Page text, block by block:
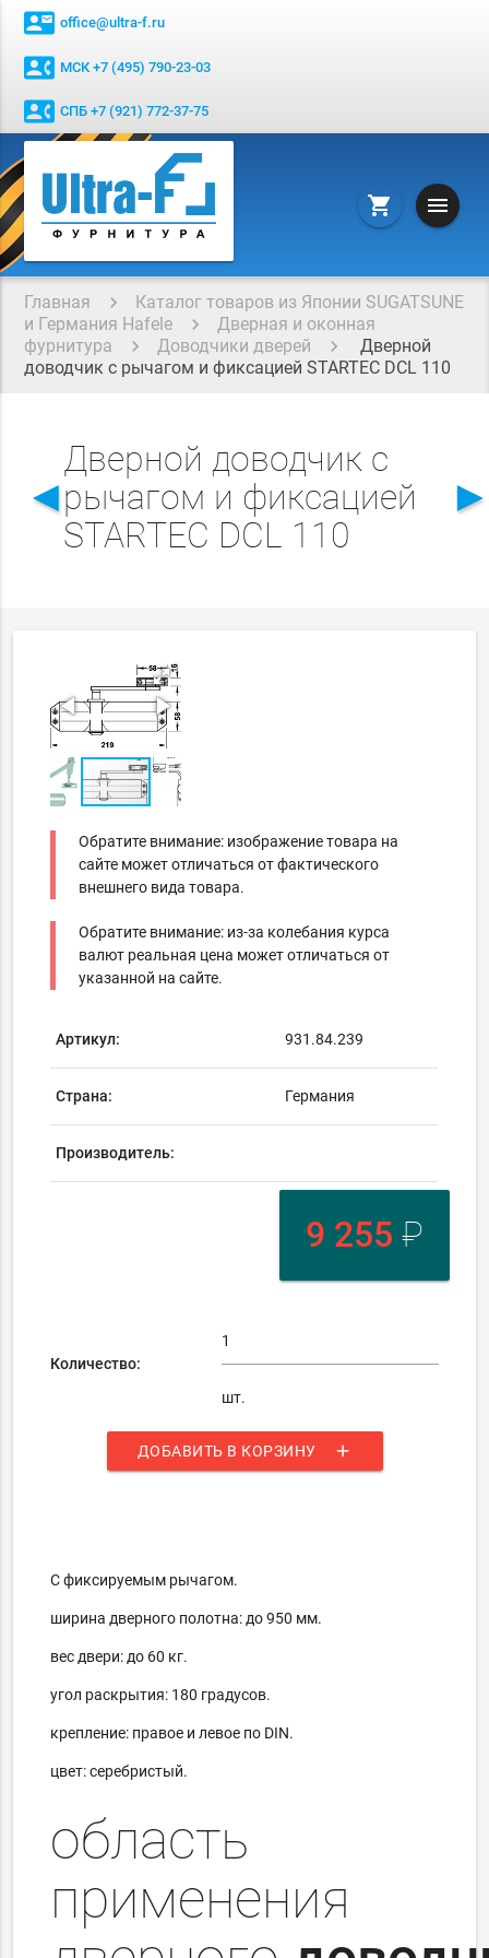
contact_mail office@ultra-f.ru
contact_phone МСК +7 (495) 790-23-03
contact_phone СПБ +7 (921) 772-37-75
shopping_cart menu
Главная
Каталог товаров из Японии SUGATSUNE
и Германия Hafele
Дверная и оконная
фурнитура
Доводчики дверей
Дверной
доводчик с рычагом и фиксацией STARTEC DCL 110
◄
Дверной доводчик с
рычагом и фиксацией
STARTEC DCL 110
Обратите внимание: изображение товара на
сайте может отличаться от фактического
внешнего вида товара.
Обратите внимание: из-за колебания курса
валют реальная цена может отличаться от
указанной на сайте.
Артикул: 931.84.239
Страна: Германия
Производитель:
9 255 ₽
Количество:
шт.
ДОБАВИТЬ В КОРЗИНУ add
С фиксируемым рычагом.
ширина дверного полотна: до 950 мм.
вес двери: до 60 кг.
угол раскрытия: 180 градусов.
крепление: правое и левое по DIN.
цвет: серебристый.
область
применения